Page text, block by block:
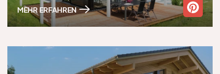
MEHR ERFAHREN